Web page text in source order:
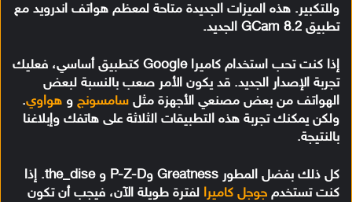
وللتكبير. هذه الميزات الجديدة متاحة لمعظم هواتف اندرويد مع
تطبيق GCam 8.2 الجديد.
إذا كنت تحب استخدام كاميرا Google كتطبيق أساسي، فعليك
تجربة الإصدار الجديد. قد يكون الأمر صعب بالنسبة لبعض
الهواتف من بعض مصنعي الأجهزة مثل سامسونج و هواوي.
ولكن يمكنك تجربة هذه التطبيقات الثلاثة على هاتفك وإبلاغنا
بالنتيجة.
كل ذلك بفضل المطور Greatness وP-Z-D و the_dise. إذا
كنت تستخدم جوجل كاميرا لفترة طويلة الآن، فيجب أن تكون